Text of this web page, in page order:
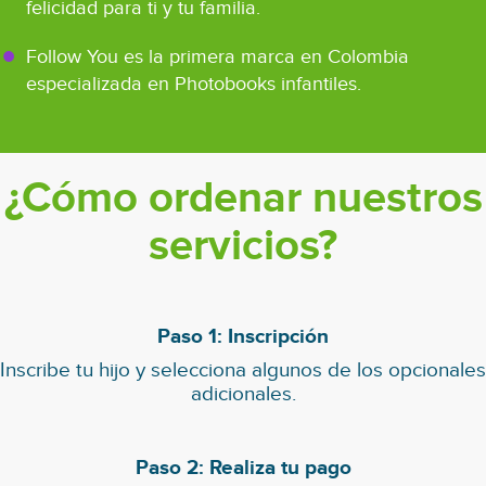
felicidad para ti y tu familia.
Follow You es la primera marca en Colombia
especializada en Photobooks infantiles.
¿Cómo ordenar nuestros
servicios?
Paso 1: Inscripción
Inscribe tu hijo y selecciona algunos de los opcionales
adicionales.
Paso 2: Realiza tu pago